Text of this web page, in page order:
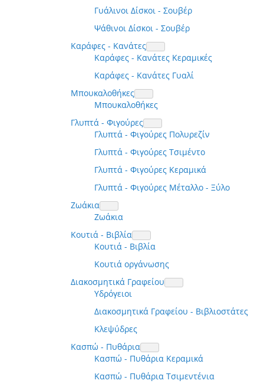
Γυάλινοι Δίσκοι - Σουβέρ
Ψάθινοι Δίσκοι - Σουβέρ
Καράφες - Κανάτες
Καράφες - Κανάτες Κεραμικές
Καράφες - Κανάτες Γυαλί
Μπουκαλοθήκες
Μπουκαλοθήκες
Γλυπτά - Φιγούρες
Γλυπτά - Φιγούρες Πολυρεζίν
Γλυπτά - Φιγούρες Τσιμέντο
Γλυπτά - Φιγούρες Κεραμικά
Γλυπτά - Φιγούρες Μέταλλο - Ξύλο
Ζωάκια
Ζωάκια
Κουτιά - Βιβλία
Κουτιά - Βιβλία
Κουτιά οργάνωσης
Διακοσμητικά Γραφείου
Υδρόγειοι
Διακοσμητικά Γραφείου - Βιβλιοστάτες
Κλεψύδρες
Κασπώ - Πυθάρια
Κασπώ - Πυθάρια Κεραμικά
Κασπώ - Πυθάρια Τσιμεντένια